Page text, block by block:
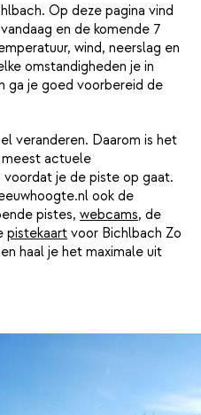
Op deze pagina vind
en de komende 7
wind, neerslag en
omstandigheden je in
ga je goed voorbereid de
veranderen. Daarom is het
actuele
je de piste op gaat.
ook de
pistes, webcams, de
pistekaart voor Bichlbach Zo
haal je het maximale uit